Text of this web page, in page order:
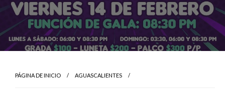
PÁGINA DE INICIO AGUASCALIENTES